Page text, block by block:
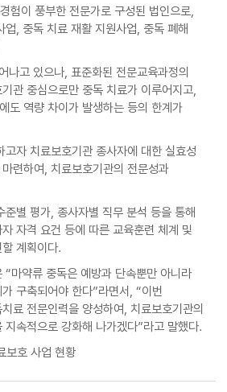
험이 풍부한 전문가로 구성된 법인으로,
업, 중독 치료 재활 지원사업, 중독 폐해
나고 있으나, 표준화된 전문교육과정의
관 중심으로만 중독 치료가 이루어지고,
도 역량 차이가 발생하는 등의 한계가
고자 치료보호기관 종사자에 대한 실효성
련하여, 치료보호기관의 전문성과
준별 평가, 종사자별 직무 분석 등을 통해
자격 요건 등에 따른 교육훈련 체계 및
계획이다.
“마약류 중독은 예방과 단속뿐만 아니라
구축되어야 한다”라면서, “이번
료 전문인력을 양성하여, 치료보호기관의
속적으로 강화해 나가겠다”라고 말했다.
보호 사업 현황